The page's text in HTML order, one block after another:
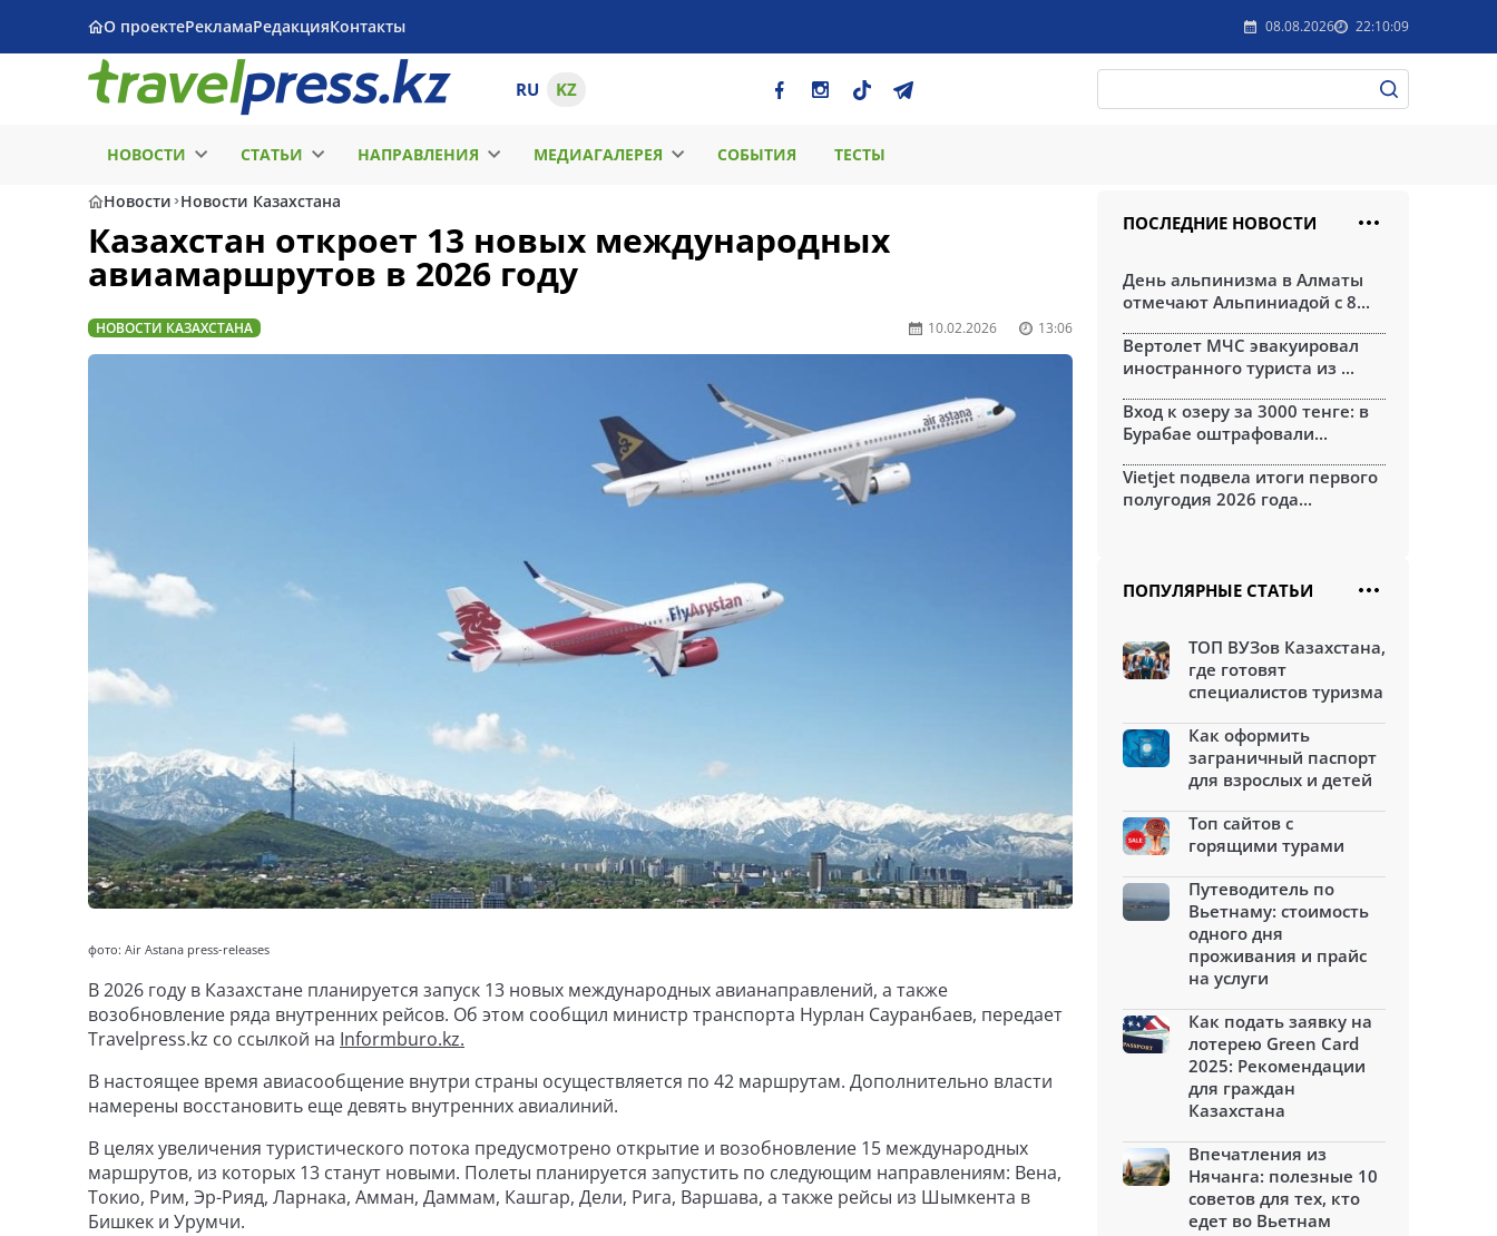
О проектеРекламаРедакцияКонтакты 08.08.2026 22:10:09
RU KZ
НОВОСТИ СТАТЬИ НАПРАВЛЕНИЯ МЕДИАГАЛЕРЕЯ СОБЫТИЯ ТЕСТЫ
Новости Новости Казахстана
Казахстан откроет 13 новых международных
авиамаршрутов в 2026 году
НОВОСТИ КАЗАХСТАНА 10.02.2026 13:06
фото: Air Astana press-releases
В 2026 году в Казахстане планируется запуск 13 новых международных авианаправлений, а также
возобновление ряда внутренних рейсов. Об этом сообщил министр транспорта Нурлан Сауранбаев, передает
Travelpress.kz со ссылкой на Informburo.kz.
В настоящее время авиасообщение внутри страны осуществляется по 42 маршрутам. Дополнительно власти
намерены восстановить еще девять внутренних авиалиний.
В целях увеличения туристического потока предусмотрено открытие и возобновление 15 международных
маршрутов, из которых 13 станут новыми. Полеты планируется запустить по следующим направлениям: Вена,
Токио, Рим, Эр-Рияд, Ларнака, Амман, Даммам, Кашгар, Дели, Рига, Варшава, а также рейсы из Шымкента в
Бишкек и Урумчи.
ПОСЛЕДНИЕ НОВОСТИ
День альпинизма в Алматы
отмечают Альпиниадой с 8...
Вертолет МЧС эвакуировал
иностранного туриста из ...
Вход к озеру за 3000 тенге: в
Бурабае оштрафовали...
Vietjet подвела итоги первого
полугодия 2026 года...
ПОПУЛЯРНЫЕ СТАТЬИ
ТОП ВУЗов Казахстана,
где готовят
специалистов туризма
Как оформить
заграничный паспорт
для взрослых и детей
Топ сайтов с
горящими турами
Путеводитель по
Вьетнаму: стоимость
одного дня
проживания и прайс
на услуги
Как подать заявку на
лотерею Green Card
2025: Рекомендации
для граждан
Казахстана
Впечатления из
Нячанга: полезные 10
советов для тех, кто
едет во Вьетнам